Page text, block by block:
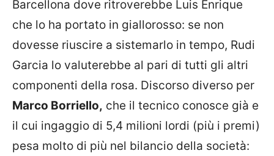
Barcellona dove ritroverebbe Luis Enrique
che lo ha portato in giallorosso: se non
dovesse riuscire a sistemarlo in tempo, Rudi
Garcia lo valuterebbe al pari di tutti gli altri
componenti della rosa. Discorso diverso per
Marco Borriello, che il tecnico conosce già e
il cui ingaggio di 5,4 milioni lordi (più i premi)
pesa molto di più nel bilancio della società: